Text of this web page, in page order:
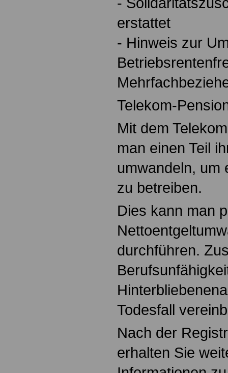
erstattet
- Hinweis zur
Telekom-
Mit dem
man einen Teil
umwandeln, um
zu betreiben.
Dies kann man
durchführen.
Todesfall
Nach der
erhalten Sie